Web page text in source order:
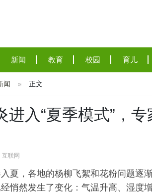
新闻 教育 校园 育儿
闻 正文
进入“夏季模式”，
联网
夏，各地的杨柳飞絮和花粉问题逐
悄然发生了变化：气温升高、湿度